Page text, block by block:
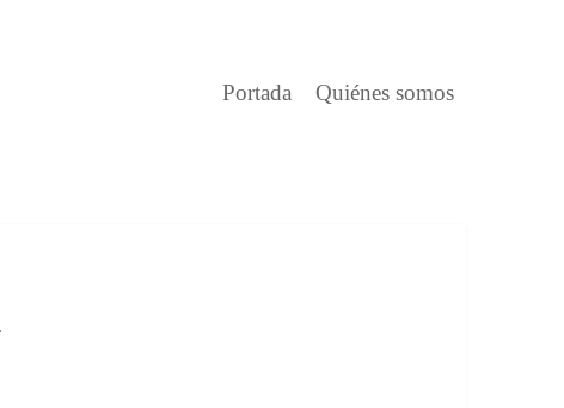
Portada Quiénes somos